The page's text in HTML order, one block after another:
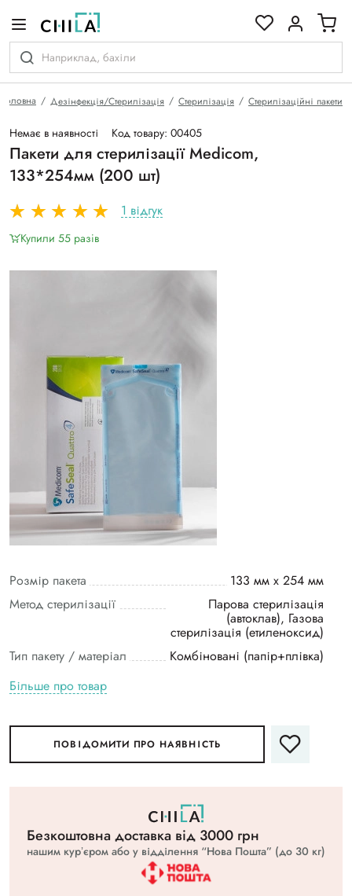
Головна Дезінфекція/Стерилізація Стерилізація Стерилізаційні пакети
Немає в наявності Код товару: 00405
Пакети для стерилізації Medicom,
133*254мм (200 шт)
1 відгук
Купили 55 разiв
Розмір пакета
133 мм х 254 мм
Метод стерилізації
Парова стерилізація
(автоклав), Газова
стерилізація (етиленоксид)
Тип пакету / матеріал
Комбіновані (папір+плівка)
Більше про товар
ПОВІДОМИТИ ПРО НАЯВНІСТЬ
Безкоштовна доставка вiд 3000 грн
нашим курʼєром або у відділення “Нова Пошта” (до 30 кг)
гамі